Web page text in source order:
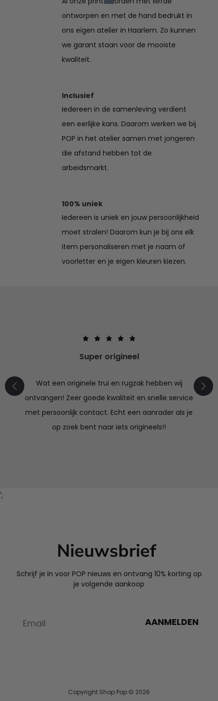
ontworpen en met de hand bedrukt in
ons eigen atelier in Haarlem. Zo kunnen
we garant staan voor de mooiste
kwaliteit.
Inclusief
Iedereen in de samenleving verdient
een eerlijke kans. Daarom werken we bij
POP in het atelier samen met jongeren
die afstand hebben tot de
arbeidsmarkt.
100% uniek
Iedereen is uniek en jouw persoonlijkheid
moet stralen! Daarom kun je bij ons elk
item personaliseren met je naam of
voorletter en je eigen kleuren kiezen.
Super origineel
Wat een originele trui en rugzak hebben wij
ontvangen! Zeer goede kwaliteit en snelle service
met persoonlijk contact. Echt een aanrader als je
op zoek bent naar iets origineels!!
';
Nieuwsbrief
Schrijf je in voor POP nieuws en ontvang 10% korting op
je volgende aankoop
AANMELDEN
Copyright Shop Pop © 2026